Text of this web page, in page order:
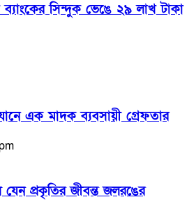
সিন্দুক ভেঙে ২৯ লাখ টাকা
এক মাদক ব্যবসায়ী গ্রেফতার
যেন প্রকৃতির জীবন্ত জলরঙের